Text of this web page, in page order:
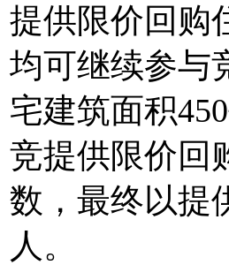
提供限价回购
均可继续参与
宅建筑面积
竞提供限价回
数，最终以提
人。